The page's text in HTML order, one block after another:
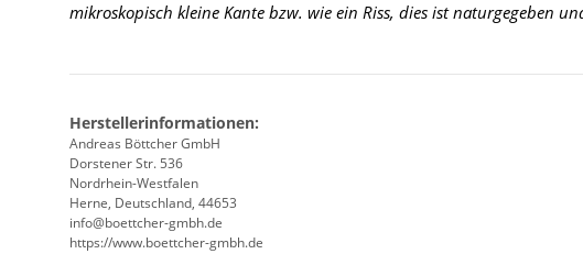
mikroskopisch kleine Kante bzw. wie ein Riss, dies ist naturgegeben
Herstellerinformationen:
Andreas Böttcher GmbH
Dorstener Str. 536
Nordrhein-Westfalen
Herne, Deutschland, 44653
info@boettcher-gmbh.de
https://www.boettcher-gmbh.de